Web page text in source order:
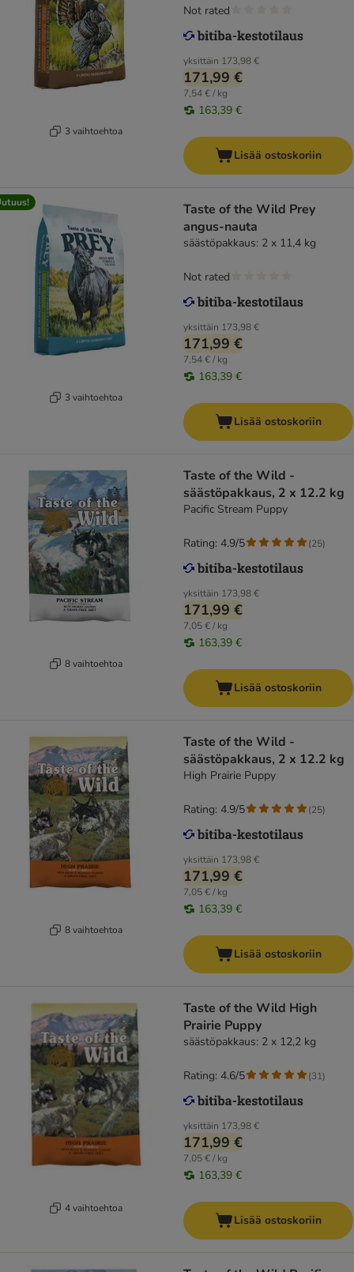
3 vaihtoehtoa
yksittäin 173,98 €
171,99 €
7,54 € / kg
163,39 €
Not rated
Lisää ostoskoriin
3 vaihtoehtoa
Taste of the Wild Prey
angus-nauta
säästöpakkaus: 2 x 11,4 kg
yksittäin 173,98 €
171,99 €
7,54 € / kg
163,39 €
Not rated
Lisää ostoskoriin
8 vaihtoehtoa
Taste of the Wild -
säästöpakkaus, 2 x 12.2 kg
Pacific Stream Puppy
yksittäin 173,98 €
171,99 €
7,05 € / kg
163,39 €
Rating: 4.9/5 (25)
Lisää ostoskoriin
8 vaihtoehtoa
Taste of the Wild -
säästöpakkaus, 2 x 12.2 kg
High Prairie Puppy
yksittäin 173,98 €
171,99 €
7,05 € / kg
163,39 €
Rating: 4.9/5 (25)
Lisää ostoskoriin
4 vaihtoehtoa
Taste of the Wild High
Prairie Puppy
säästöpakkaus: 2 x 12,2 kg
yksittäin 173,98 €
171,99 €
7,05 € / kg
163,39 €
Rating: 4.6/5 (31)
Lisää ostoskoriin